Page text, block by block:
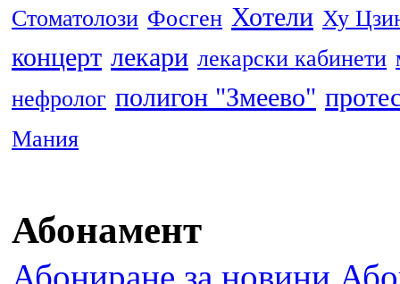
Стоматолози Фосген Хотели Ху
концерт лекари лекарски кабинети
нефролог полигон "Змеево"
Мания
Абонамент
Абониране за новини